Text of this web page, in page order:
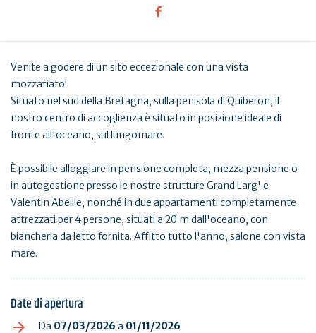
Venite a godere di un sito eccezionale con una vista
mozzafiato!
Situato nel sud della Bretagna, sulla penisola di Quiberon, il
nostro centro di accoglienza è situato in posizione ideale di
fronte all'oceano, sul lungomare.
È possibile alloggiare in pensione completa, mezza pensione o
in autogestione presso le nostre strutture Grand Larg' e
Valentin Abeille, nonché in due appartamenti completamente
attrezzati per 4 persone, situati a 20 m dall'oceano, con
biancheria da letto fornita. Affitto tutto l'anno, salone con vista
mare.
Date di apertura
Da 07/03/2026 a 01/11/2026